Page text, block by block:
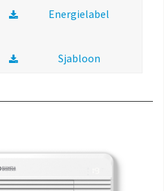
Energielabel
Sjabloon